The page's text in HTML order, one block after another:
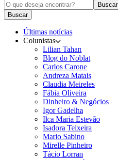
Buscar
Buscar
Últimas notícias
Colunistas
Lilian Tahan
Blog do Noblat
Carlos Carone
Andreza Matais
Claudia Meireles
Fábia Oliveira
Dinheiro & Negócios
Igor Gadelha
Ilca Maria Estevão
Isadora Teixeira
Mario Sabino
Mirelle Pinheiro
Tácio Lorran